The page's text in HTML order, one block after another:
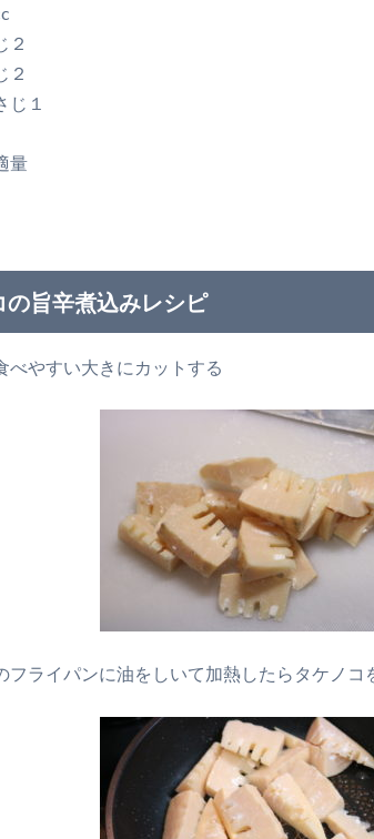
２
２
じ１
量
の旨辛煮込みレシピ
べやすい大きにカットする
フライパンに油をしいて加熱したらタケノコ